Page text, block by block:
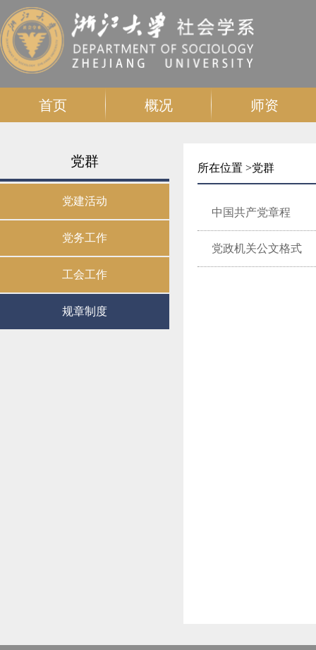
首页 概况 师资
党群
党建活动
党务工作
工会工作
规章制度
所在位置 >党群
中国共产党章程
党政机关公文格式